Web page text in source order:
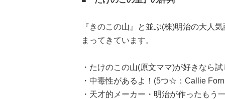
『きのこの山』と並ぶ(株)明治の大人
まってきています。
・たけのこの山(原文ママ)が好きなら
・中毒性があるよ！(5つ☆：Callie
・天才的メーカー・明治が作ったも